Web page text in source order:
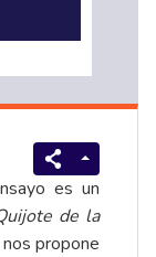
es un
de la
propone